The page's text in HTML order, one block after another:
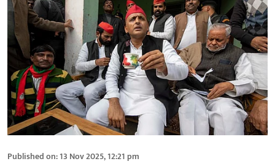
Published on:13 Nov 2025, 12:21 pm